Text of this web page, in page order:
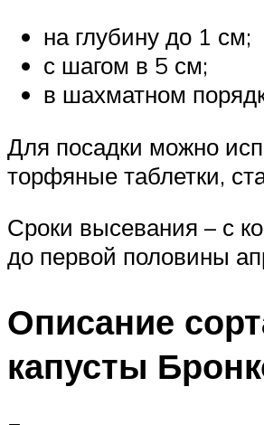
на глубину до 1 см;
с шагом в 5 см;
в шахматном
Для посадки можно
торфяные таблетки,
Сроки высевания – с
до первой половины
Описание
капусты